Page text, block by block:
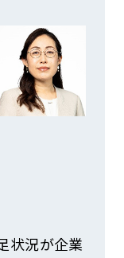
状況が企業